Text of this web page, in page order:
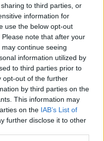
to third parties, or
information for
use the below opt-out
note that after your
continue seeing
information utilized by
to third parties prior to
opt-out of the further
by third parties on the
This information may
on the IAB’s List of
further disclose it to other
Θεοδωρίδου με τη
στη ζωή αυτών των
να χαλαρώσει το